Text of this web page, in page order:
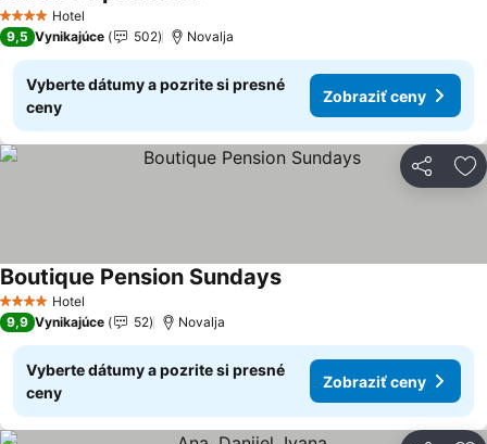
4 Počet hviezdičiek
Hotel
9,5 Vynikajúce 502 Novalja
Vyberte dátumy a pozrite si presné
ceny
Zobraziť ceny
Zdieľať
4 Počet hviezdičiek
Hotel
Boutique Pension SundaysZobraziť ceny
9,9 Vynikajúce 52 Novalja
Vyberte dátumy a pozrite si presné
ceny
Zobraziť ceny